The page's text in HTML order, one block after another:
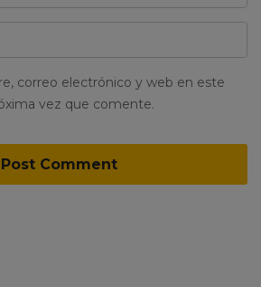
correo electrónico y web en este
vez que comente.